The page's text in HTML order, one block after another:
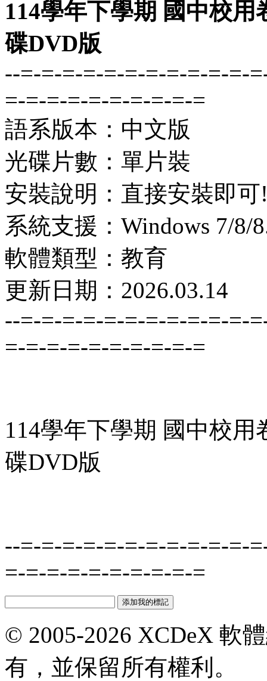
114學年下學期 國中校
碟DVD版
--=-=-=-=-=-=-=-=-=-=-=-
=-=-=-=-=-=-=-=-=-=
語系版本：中文版
光碟片數：單片裝
安裝說明：直接安裝即可
系統支援：Windows 7/8/
軟體類型：教育
更新日期：2026.03.14
--=-=-=-=-=-=-=-=-=-=-=-
=-=-=-=-=-=-=-=-=-=
114學年下學期 國中校
碟DVD版
--=-=-=-=-=-=-=-=-=-=-=-
=-=-=-=-=-=-=-=-=-=
© 2005-2026 XCDeX 軟
有，並保留所有權利。